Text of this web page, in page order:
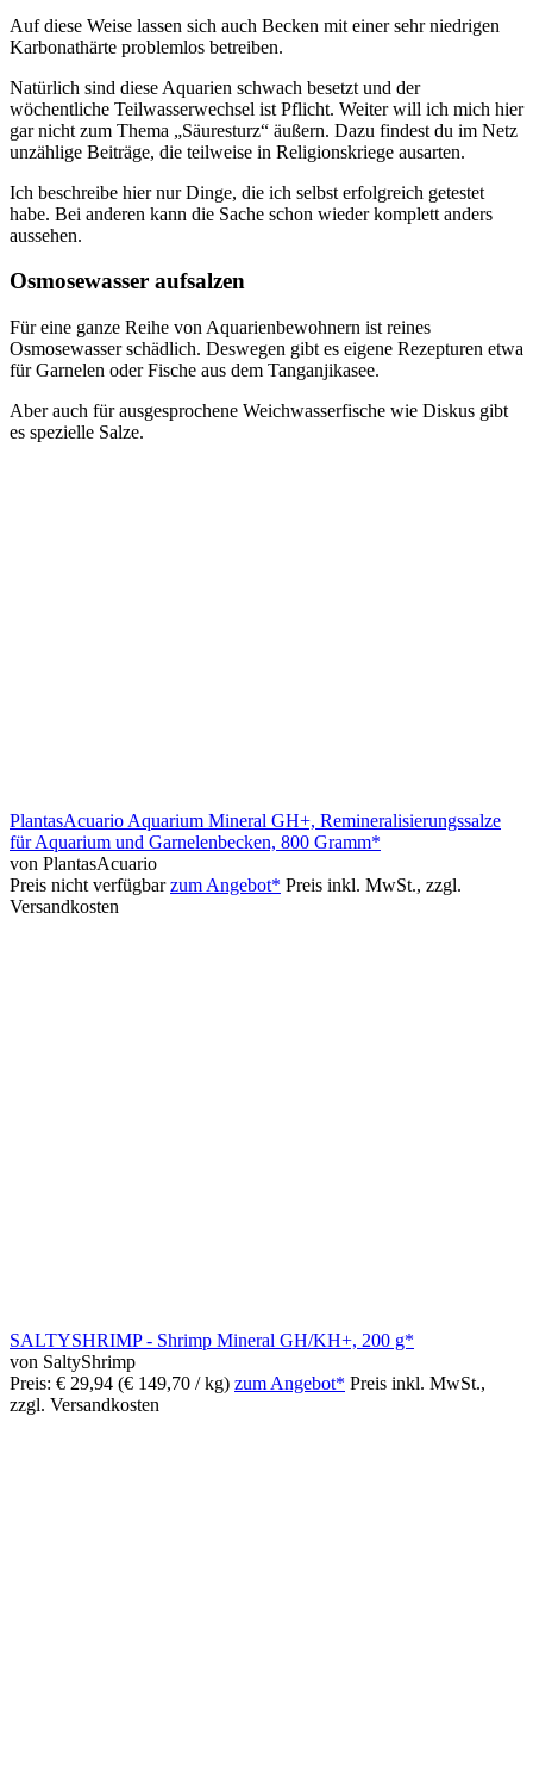
Auf diese Weise lassen sich auch Becken mit einer sehr niedrigen
Karbonathärte problemlos betreiben.
Natürlich sind diese Aquarien schwach besetzt und der
wöchentliche Teilwasserwechsel ist Pflicht. Weiter will ich mich hier
gar nicht zum Thema „Säuresturz“ äußern. Dazu findest du im Netz
unzählige Beiträge, die teilweise in Religionskriege ausarten.
Ich beschreibe hier nur Dinge, die ich selbst erfolgreich getestet
habe. Bei anderen kann die Sache schon wieder komplett anders
aussehen.
Osmosewasser aufsalzen
Für eine ganze Reihe von Aquarienbewohnern ist reines
Osmosewasser schädlich. Deswegen gibt es eigene Rezepturen etwa
für Garnelen oder Fische aus dem Tanganjikasee.
Aber auch für ausgesprochene Weichwasserfische wie Diskus gibt
es spezielle Salze.
PlantasAcuario Aquarium Mineral GH+, Remineralisierungssalze
für Aquarium und Garnelenbecken, 800 Gramm*
von PlantasAcuario
Preis nicht verfügbarzum Angebot* Preis inkl. MwSt., zzgl.
Versandkosten
SALTYSHRIMP - Shrimp Mineral GH/KH+, 200 g*
von SaltyShrimp
Preis: € 29,94 (€ 149,70 / kg) zum Angebot* Preis inkl. MwSt.,
zzgl. Versandkosten